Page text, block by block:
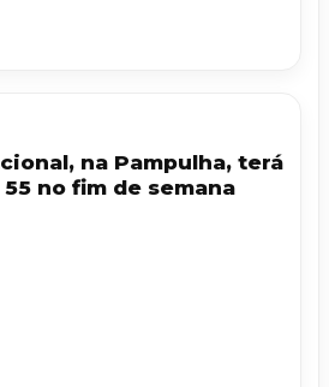
na Pampulha, terá
no fim de semana